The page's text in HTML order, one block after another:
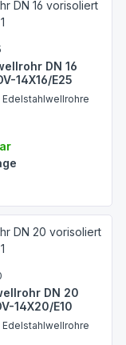
DN 16
14X16/E25
DN 20
14X20/E10